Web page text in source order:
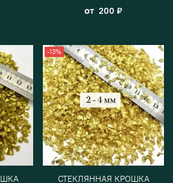
от 200 ₽
-13%
СТЕКЛЯННАЯ КРОШКА